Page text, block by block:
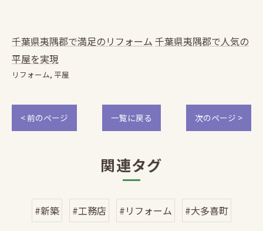
千葉県夷隅郡で満足のリフォーム 千葉県夷隅郡で人気の
平屋を実現
リフォーム 平屋
< 前のページ 一覧に戻る 次のページ >
関連タグ
#新築 #工務店 #リフォーム #大多喜町